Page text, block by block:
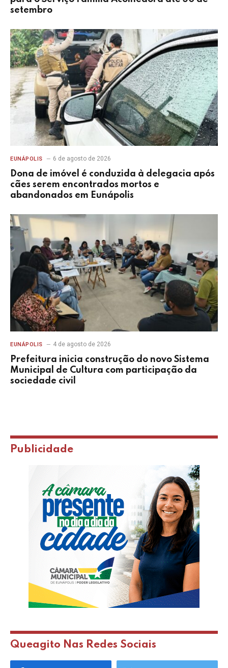
setembro
EUNÁPOLIS 6 de agosto de 2026
Dona de imóvel é conduzida à delegacia após
cães serem encontrados mortos e
abandonados em Eunápolis
EUNÁPOLIS 4 de agosto de 2026
Prefeitura inicia construção do novo Sistema
Municipal de Cultura com participação da
sociedade civil
Publicidade
Queagito Nas Redes Sociais